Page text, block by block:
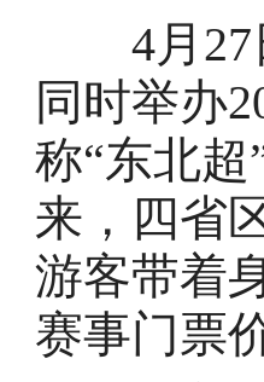
4月27
同时举办
称“东北
来，四省
游客带着
赛事门票